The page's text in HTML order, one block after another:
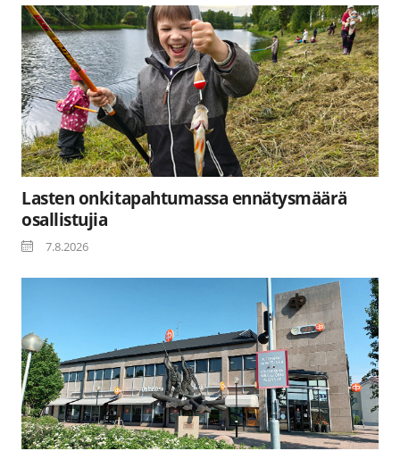
Lasten onkitapahtumassa ennätysmäärä
osallistujia
7.8.2026